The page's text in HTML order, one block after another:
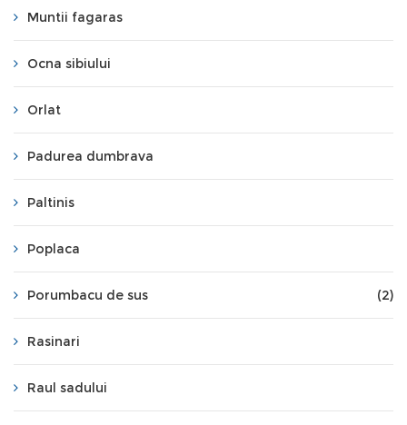
Muntii fagaras
Ocna sibiului
Orlat
Padurea dumbrava
Paltinis
Poplaca
Porumbacu de sus (2)
Rasinari
Raul sadului